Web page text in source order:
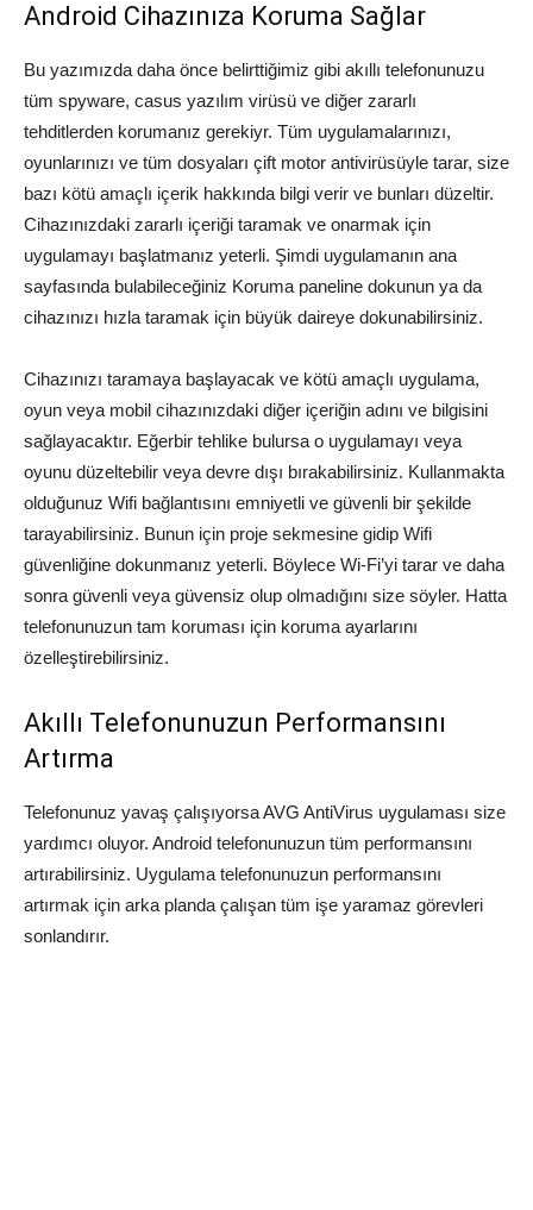
Android Cihazınıza Koruma Sağlar
Bu yazımızda daha önce belirttiğimiz gibi akıllı telefonunuzu
tüm spyware, casus yazılım virüsü ve diğer zararlı
tehditlerden korumanız gerekiyr. Tüm uygulamalarınızı,
oyunlarınızı ve tüm dosyaları çift motor antivirüsüyle tarar, size
bazı kötü amaçlı içerik hakkında bilgi verir ve bunları düzeltir.
Cihazınızdaki zararlı içeriği taramak ve onarmak için
uygulamayı başlatmanız yeterli. Şimdi uygulamanın ana
sayfasında bulabileceğiniz Koruma paneline dokunun ya da
cihazınızı hızla taramak için büyük daireye dokunabilirsiniz.
Cihazınızı taramaya başlayacak ve kötü amaçlı uygulama,
oyun veya mobil cihazınızdaki diğer içeriğin adını ve bilgisini
sağlayacaktır. Eğerbir tehlike bulursa o uygulamayı veya
oyunu düzeltebilir veya devre dışı bırakabilirsiniz. Kullanmakta
olduğunuz Wifi bağlantısını emniyetli ve güvenli bir şekilde
tarayabilirsiniz. Bunun için proje sekmesine gidip Wifi
güvenliğine dokunmanız yeterli. Böylece Wi-Fi’yi tarar ve daha
sonra güvenli veya güvensiz olup olmadığını size söyler. Hatta
telefonunuzun tam koruması için koruma ayarlarını
özelleştirebilirsiniz.
Akıllı Telefonunuzun Performansını
Artırma
Telefonunuz yavaş çalışıyorsa AVG AntiVirus uygulaması size
yardımcı oluyor. Android telefonunuzun tüm performansını
artırabilirsiniz. Uygulama telefonunuzun performansını
artırmak için arka planda çalışan tüm işe yaramaz görevleri
sonlandırır.